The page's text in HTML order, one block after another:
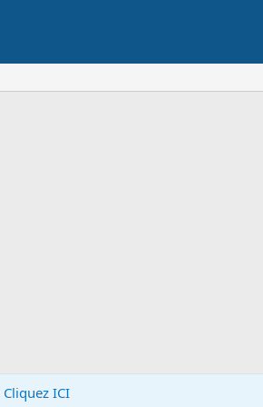
Cliquez ICI